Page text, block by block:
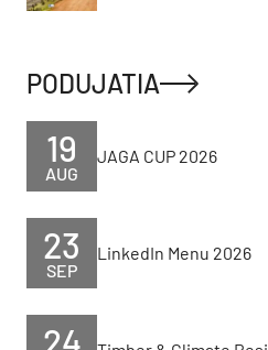
PODUJATIA
AUG
19 JAGA CUP 2026
SEP
23 LinkedIn Menu 2026
24